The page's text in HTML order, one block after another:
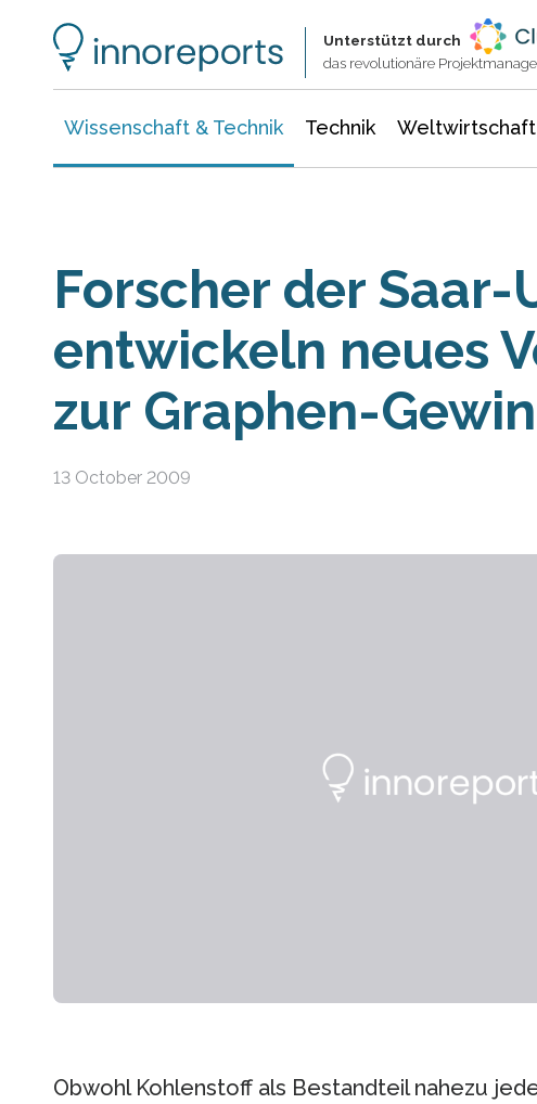
Unterstützt durch
das revolutionäre
Wissenschaft & Technik Technik Weltwirtschaft
Forscher der Saar-
entwickeln neues
zur Graphen-
13 October 2009
Obwohl Kohlenstoff als Bestandteil nahezu